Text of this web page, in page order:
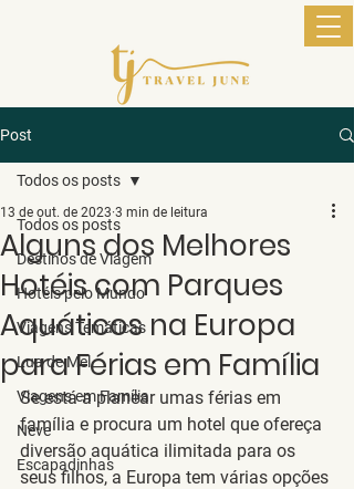
Post
Todos os posts
Destinos de Viagem
Hotéis pelo Mundo
Viagens Temáticas
Lua de Mel
Viagens em Família
Neve
Escapadinhas
Todos os posts
Alguns dos Melhores
Hotéis com Parques
Aquáticos na Europa
para Férias em Família
13 de out. de 2023 3 min de leitura
Se está a planear umas férias em
família e procura um hotel que ofereça
diversão aquática ilimitada para os
seus filhos, a Europa tem várias opções